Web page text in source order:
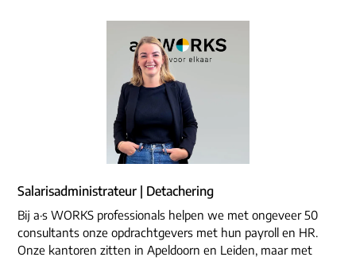
Salarisadministrateur | Detachering
Bij a·s WORKS professionals helpen we met ongeveer 50
consultants onze opdrachtgevers met hun payroll en HR.
Onze kantoren zitten in Apeldoorn en Leiden, maar met